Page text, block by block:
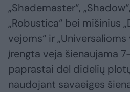
„Shademaster“, „Shadow“,
„Robustica“ bei mišinius
vejoms“ ir „Universalioms
įrengta veja šienaujama
paprastai dėl didelių
naudojant savaeiges